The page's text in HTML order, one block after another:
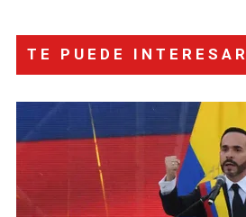
TE PUEDE INTERESAR